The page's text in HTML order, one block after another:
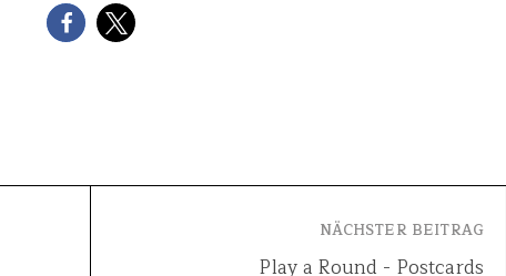
NÄCHSTER BEITRAG
Play a Round - Postcards